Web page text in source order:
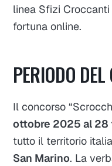
linea Sfizi
fortuna online.
PERIODO
Il concorso
ottobre 2025 al 28
tutto il territorio
San Marino. La